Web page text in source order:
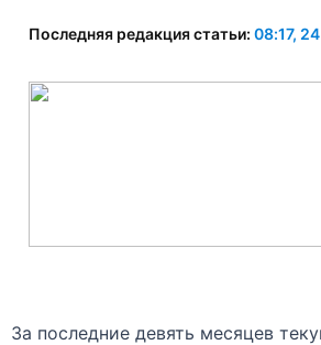
Последняя редакция статьи: 08:17,
За последние девять месяцев